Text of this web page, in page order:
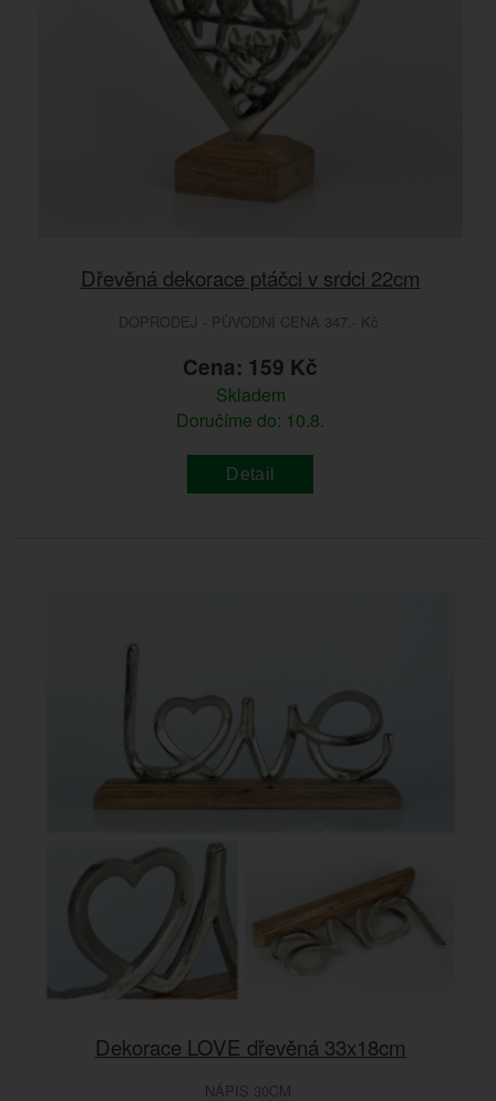
Dřevěná dekorace ptáčci v srdci 22cm
DOPRODEJ - PŮVODNÍ CENA 347.- Kč
Cena: 159 Kč
Skladem
Doručíme do: 10.8.
Detail
Dekorace LOVE dřevěná 33x18cm
NÁPIS 30CM